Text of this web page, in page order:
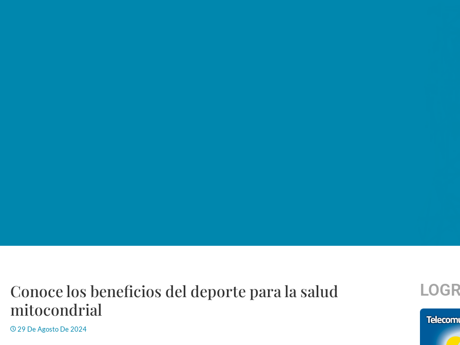
Conoce los beneficios del deporte para la salud
mitocondrial
29 De Agosto De 2024